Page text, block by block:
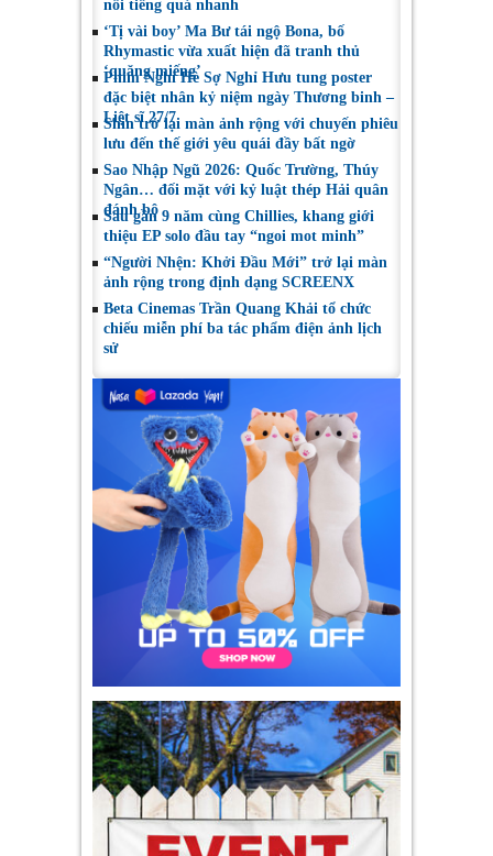
nổi tiếng quá nhanh
‘Tị vài boy’ Ma Bư tái ngộ Bona, bố
Rhymastic vừa xuất hiện đã tranh thủ
‘quăng miếng’
Phim Nghỉ Hè Sợ Nghỉ Hưu tung poster
đặc biệt nhân kỷ niệm ngày Thương binh –
Liệt sĩ 27/7
Shin trở lại màn ảnh rộng với chuyến phiêu
lưu đến thế giới yêu quái đầy bất ngờ
Sao Nhập Ngũ 2026: Quốc Trường, Thúy
Ngân… đối mặt với kỷ luật thép Hải quân
đánh bộ
Sau gần 9 năm cùng Chillies, khang giới
thiệu EP solo đầu tay “ngoi mot minh”
“Người Nhện: Khởi Đầu Mới” trở lại màn
ảnh rộng trong định dạng SCREENX
Beta Cinemas Trần Quang Khải tổ chức
chiếu miễn phí ba tác phẩm điện ảnh lịch
sử